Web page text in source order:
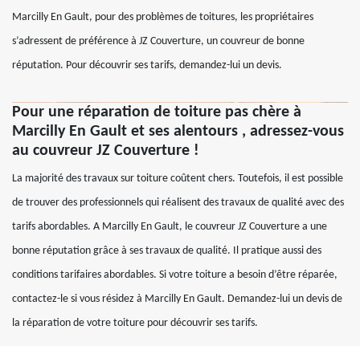
Marcilly En Gault, pour des problèmes de toitures, les propriétaires
s’adressent de préférence à JZ Couverture, un couvreur de bonne
réputation. Pour découvrir ses tarifs, demandez-lui un devis.
Pour une réparation de toiture pas chère à
Marcilly En Gault et ses alentours , adressez-vous
au couvreur JZ Couverture !
La majorité des travaux sur toiture coûtent chers. Toutefois, il est possible
de trouver des professionnels qui réalisent des travaux de qualité avec des
tarifs abordables. A Marcilly En Gault, le couvreur JZ Couverture a une
bonne réputation grâce à ses travaux de qualité. Il pratique aussi des
conditions tarifaires abordables. Si votre toiture a besoin d’être réparée,
contactez-le si vous résidez à Marcilly En Gault. Demandez-lui un devis de
la réparation de votre toiture pour découvrir ses tarifs.